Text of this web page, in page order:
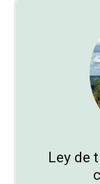
Ley de